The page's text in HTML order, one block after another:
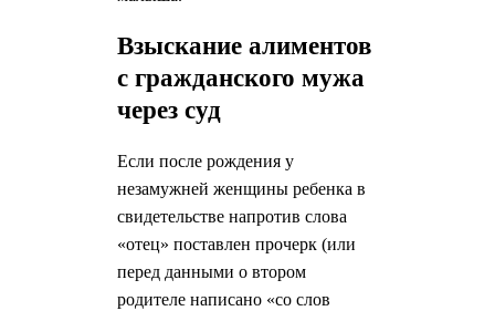
Взыскание алиментов
с гражданского мужа
через суд
Если после рождения у
незамужней женщины ребенка в
свидетельстве напротив слова
«отец» поставлен прочерк (или
перед данными о втором
родителе написано «со слов